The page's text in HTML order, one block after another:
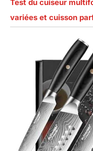
Test du cuiseur
variées et cuisson